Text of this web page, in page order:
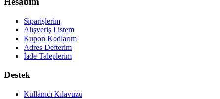
Siparişlerim
Alışveriş Listem
Kupon Kodlarım
Adres Defterim
İade Taleplerim
Destek
Kullanıcı Kılavuzu